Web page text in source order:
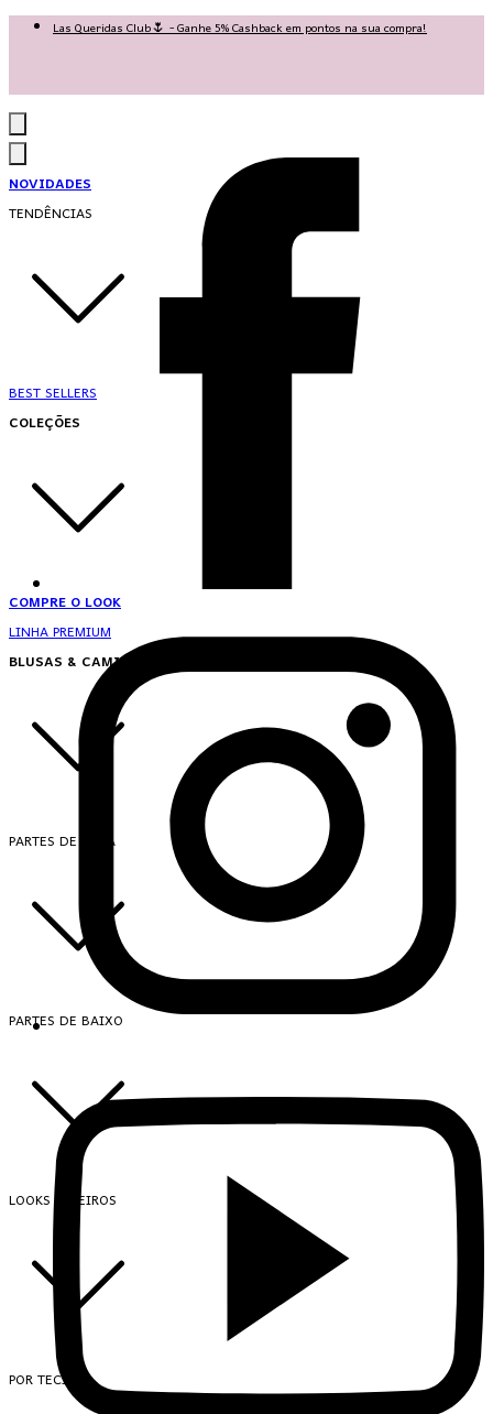
Las Queridas Club🌷 - Ganhe 5% Cashback em pontos na sua compra!
NOVIDADES
TENDÊNCIAS
BEST SELLERS
COLEÇÕES
COMPRE O LOOK
LINHA PREMIUM
BLUSAS & CAMISAS
PARTES DE CIMA
PARTES DE BAIXO
LOOKS INTEIROS
POR TECIDO